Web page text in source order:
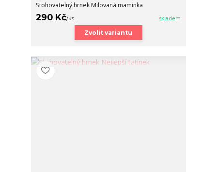
Stohovatelný hrnek Milovaná maminka
290 Kč/ks skladem
Zvolit variantu